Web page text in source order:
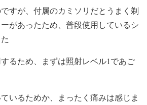
すが、付属のカミソリだとうまく剃
があったため、普段使用しているシ
るため、まずは照射レベル1であご
いるためか、まったく痛みは感じま